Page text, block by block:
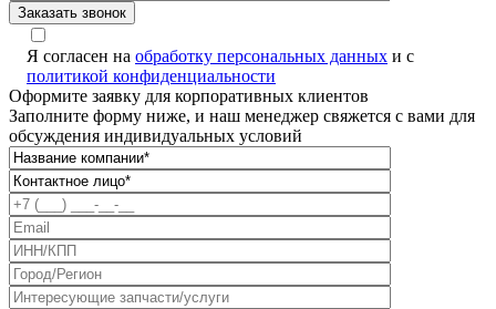
Я согласен на обработку персональных данных и с
политикой конфиденциальности
Оформите заявку для корпоративных клиентов
Заполните форму ниже, и наш менеджер свяжется с вами для
обсуждения индивидуальных условий